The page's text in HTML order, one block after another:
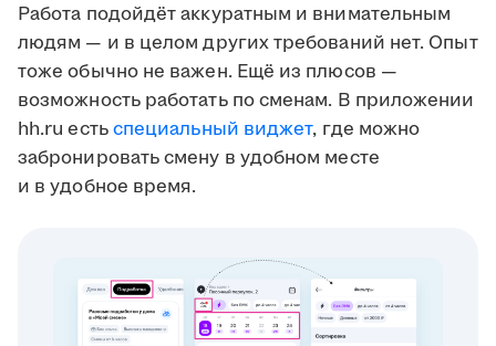
Работа подойдёт аккуратным и внимательным
людям — и в целом других требований нет. Опыт
тоже обычно не важен. Ещё из плюсов —
возможность работать по сменам. В приложении
hh.ru естьспециальный виджет, где можно
забронировать смену в удобном месте
и в удобное время.